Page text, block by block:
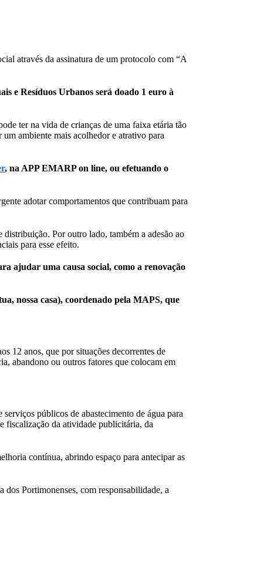
através da assinatura de um protocolo com “A
e Resíduos Urbanos será doado 1 euro à
ter na vida de crianças de uma faixa etária tão
ambiente mais acolhedor e atrativo para
, na APP EMARP on line, ou efetuando o
adotar comportamentos que contribuam para
Por outro lado, também a adesão ao
para esse efeito.
ajudar uma causa social, como a renovação
nossa casa), coordenado pela MAPS, que
12 anos, que por situações decorrentes de
abandono ou outros fatores que colocam em
públicos de abastecimento de água para
fiscalização da atividade publicitária, da
contínua, abrindo espaço para antecipar as
dos Portimonenses, com responsabilidade, a